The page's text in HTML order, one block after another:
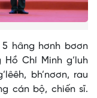
5 hâng hơnh bơơn
Chí Minh g’luh
bh’nơơn, rau
cán bộ, chiến sĩ.